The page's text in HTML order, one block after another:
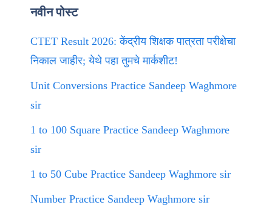
नवीन पोस्ट
CTET Result 2026: केंद्रीय शिक्षक पात्रता परीक्षेचा
निकाल जाहीर; येथे पहा तुमचे मार्कशीट!
Unit Conversions Practice Sandeep Waghmore
sir
1 to 100 Square Practice Sandeep Waghmore
sir
1 to 50 Cube Practice Sandeep Waghmore sir
Number Practice Sandeep Waghmore sir